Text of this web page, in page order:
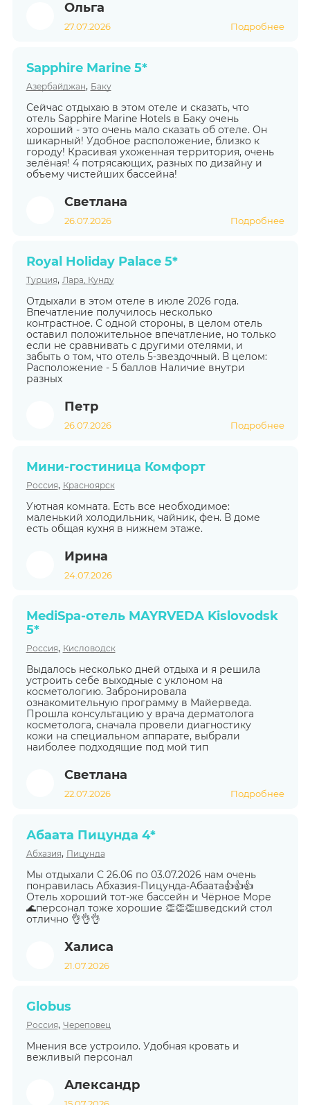
Ольга
27.07.2026 Подробнее
Sapphire Marine 5*
Азербайджан, Баку
Сейчас отдыхаю в этом отеле и сказать, что
отель Sapphire Marine Hotels в Баку очень
хороший - это очень мало сказать об отеле. Он
шикарный! Удобное расположение, близко к
городу! Красивая ухоженная территория, очень
зелёная! 4 потрясающих, разных по дизайну и
объему чистейших бассейна!
Светлана
26.07.2026 Подробнее
Royal Holiday Palace 5*
Турция, Лара, Кунду
Отдыхали в этом отеле в июле 2026 года.
Впечатление получилось несколько
контрастное. С одной стороны, в целом отель
оставил положительное впечатление, но только
если не сравнивать с другими отелями, и
забыть о том, что отель 5-звездочный. В целом:
Расположение - 5 баллов Наличие внутри
разных
Петр
26.07.2026 Подробнее
Мини-гостиница Комфорт
Россия, Красноярск
Уютная комната. Есть все необходимое:
маленький холодильник, чайник, фен. В доме
есть общая кухня в нижнем этаже.
Ирина
24.07.2026
MediSpa-отель MAYRVEDA Kislovodsk
5*
Россия, Кисловодск
Выдалось несколько дней отдыха и я решила
устроить себе выходные с уклоном на
косметологию. Забронировала
ознакомительную программу в Майерведа.
Прошла консультацию у врача дерматолога
косметолога, сначала провели диагностику
кожи на специальном аппарате, выбрали
наиболее подходящие под мой тип
Светлана
22.07.2026 Подробнее
Абаата Пицунда 4*
Абхазия, Пицунда
Мы отдыхали С 26.06 по 03.07.2026 нам очень
понравилась Абхазия-Пицунда-Абаата👍👍👍
Отель хороший тот-же бассейн и Чёрное Море
🌊персонал тоже хорошие 👏👏👏шведский стол
отлично 👌👌👌
Халиса
21.07.2026
Globus
Россия, Череповец
Мнения все устроило. Удобная кровать и
вежливый персонал
Александр